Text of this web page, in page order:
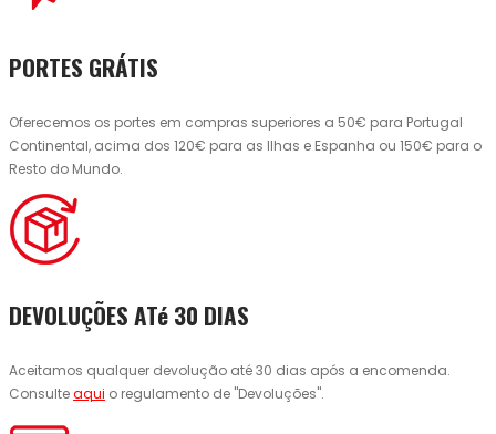
PORTES GRÁTIS
Oferecemos os portes em compras superiores a 50€ para Portugal
Continental, acima dos 120€ para as Ilhas e Espanha ou 150€ para o
Resto do Mundo.
DEVOLUÇÕES ATé 30 DIAS
Aceitamos qualquer devolução até 30 dias após a encomenda.
Consulteaqui o regulamento de "Devoluções".